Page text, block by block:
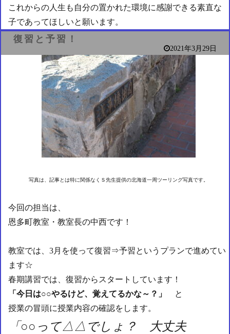
これからの人生も自分の置かれた環境に感謝できる素直な
子であってほしいと願います。
復習と予習！
2021年3月29日
写真は、記事とは特に関係なくＳ先生提供の北海道一周ツーリング写真です。
今回の担当は、
恩多町教室・教室長の中西です！
教室では、3月を使って復習⇒予習というプランで進めてい
ます☆
春期講習では、復習からスタートしています！
「今日は○○やるけど、覚えてるかな～？」
と
授業の冒頭に授業内容の確認をします。
「○○って△△でしょ？ 大丈夫